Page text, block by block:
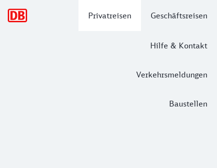
Privatreisen Geschäftsreisen
Hilfe & Kontakt
Verkehrsmeldungen
Baustellen